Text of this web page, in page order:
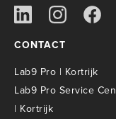
CONTACT
Lab9 Pro | Kortrijk
Lab9 Pro Service
| Kortrijk